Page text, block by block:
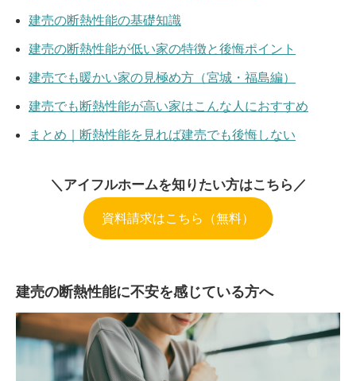
建売の断熱性能の基礎知識
建売の断熱性能が低い家の特徴と後悔ポイント
建売でも暖かい家の見極め方（宮城・福島編）
建売でも断熱性能が高い家はこんな人におすすめ
まとめ｜断熱性能を見れば建売でも後悔しない
＼アイフルホームを知りたい方はこちら／
資料請求はこちら（無料）
建売の断熱性能に不安を感じている方へ